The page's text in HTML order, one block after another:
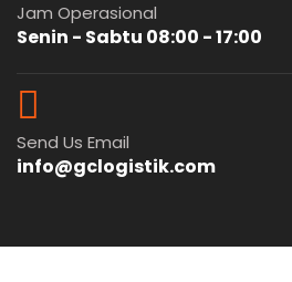
Jam Operasional
Senin - Sabtu 08:00 - 17:00
Send Us Email
info@gclogistik.com